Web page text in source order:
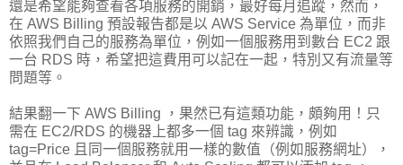
還是希望能夠查看各項服務的開銷，最好每月追蹤，然而，
在 AWS Billing 預設報告都是以 AWS Service 為單位，而非
依照我們自己的服務為單位，例如一個服務用到數台 EC2 跟
一台 RDS 時，希望把這費用可以記在一起，特別又有流量等
問題等。
結果翻一下 AWS Billing ，果然已有這類功能，頗夠用！只
需在 EC2/RDS 的機器上都多一個 tag 來辨識，例如
tag=Price 且同一個服務就用一樣的數值（例如服務網址），